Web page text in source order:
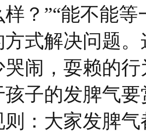
？”“能不能
式解决问题
闹，耍赖的
孩子的发脾气
则：大家发脾